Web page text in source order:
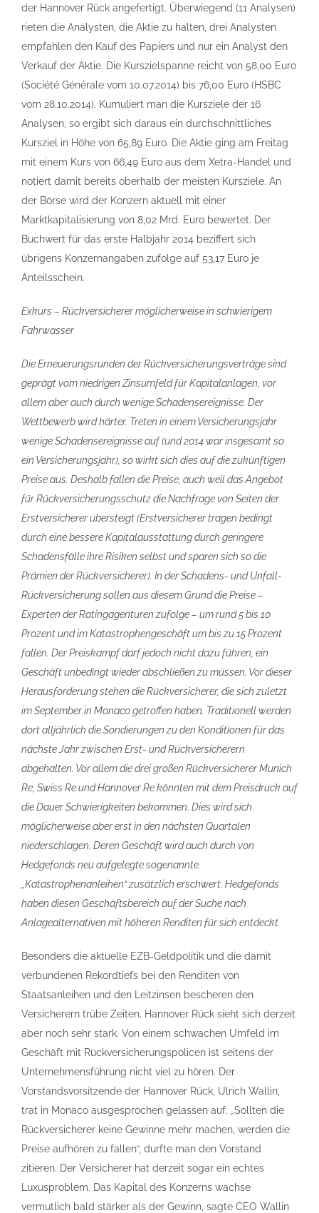
der Hannover Rück angefertigt. Überwiegend (11 Analysen)
rieten die Analysten, die Aktie zu halten, drei Analysten
empfahlen den Kauf des Papiers und nur ein Analyst den
Verkauf der Aktie. Die Kurszielspanne reicht von 58,00 Euro
(Société Générale vom 10.07.2014) bis 76,00 Euro (HSBC
vom 28.10.2014). Kumuliert man die Kursziele der 16
Analysen, so ergibt sich daraus ein durchschnittliches
Kursziel in Höhe von 65,89 Euro. Die Aktie ging am Freitag
mit einem Kurs von 66,49 Euro aus dem Xetra-Handel und
notiert damit bereits oberhalb der meisten Kursziele. An
der Börse wird der Konzern aktuell mit einer
Marktkapitalisierung von 8,02 Mrd. Euro bewertet. Der
Buchwert für das erste Halbjahr 2014 beziffert sich
übrigens Konzernangaben zufolge auf 53,17 Euro je
Anteilsschein.
Exkurs – Rückversicherer möglicherweise in schwierigem
Fahrwasser
Die Erneuerungsrunden der Rückversicherungsverträge sind
geprägt vom niedrigen Zinsumfeld für Kapitalanlagen, vor
allem aber auch durch wenige Schadensereignisse. Der
Wettbewerb wird härter. Treten in einem Versicherungsjahr
wenige Schadensereignisse auf (und 2014 war insgesamt so
ein Versicherungsjahr), so wirkt sich dies auf die zukünftigen
Preise aus. Deshalb fallen die Preise, auch weil das Angebot
für Rückversicherungsschutz die Nachfrage von Seiten der
Erstversicherer übersteigt (Erstversicherer tragen bedingt
durch eine bessere Kapitalausstattung durch geringere
Schadensfälle ihre Risiken selbst und sparen sich so die
Prämien der Rückversicherer). In der Schadens- und Unfall-
Rückversicherung sollen aus diesem Grund die Preise –
Experten der Ratingagenturen zufolge – um rund 5 bis 10
Prozent und im Katastrophengeschäft um bis zu 15 Prozent
fallen. Der Preiskampf darf jedoch nicht dazu führen, ein
Geschäft unbedingt wieder abschließen zu müssen. Vor dieser
Herausforderung stehen die Rückversicherer, die sich zuletzt
im September in Monaco getroffen haben. Traditionell werden
dort alljährlich die Sondierungen zu den Konditionen für das
nächste Jahr zwischen Erst- und Rückversicherern
abgehalten. Vor allem die drei großen Rückversicherer Munich
Re, Swiss Re und Hannover Re könnten mit dem Preisdruck auf
die Dauer Schwierigkeiten bekommen. Dies wird sich
möglicherweise aber erst in den nächsten Quartalen
niederschlagen. Deren Geschäft wird auch durch von
Hedgefonds neu aufgelegte sogenannte
„Katastrophenanleihen“ zusätzlich erschwert. Hedgefonds
haben diesen Geschäftsbereich auf der Suche nach
Anlagealternativen mit höheren Renditen für sich entdeckt.
Besonders die aktuelle EZB-Geldpolitik und die damit
verbundenen Rekordtiefs bei den Renditen von
Staatsanleihen und den Leitzinsen bescheren den
Versicherern trübe Zeiten. Hannover Rück sieht sich derzeit
aber noch sehr stark. Von einem schwachen Umfeld im
Geschäft mit Rückversicherungspolicen ist seitens der
Unternehmensführung nicht viel zu hören. Der
Vorstandsvorsitzende der Hannover Rück, Ulrich Wallin,
trat in Monaco ausgesprochen gelassen auf. „Sollten die
Rückversicherer keine Gewinne mehr machen, werden die
Preise aufhören zu fallen“, durfte man den Vorstand
zitieren. Der Versicherer hat derzeit sogar ein echtes
Luxusproblem. Das Kapital des Konzerns wachse
vermutlich bald stärker als der Gewinn, sagte CEO Wallin